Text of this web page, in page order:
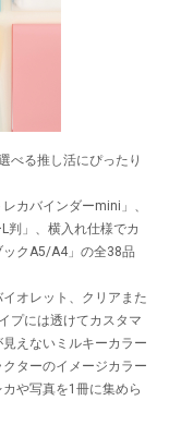
べる推し活にぴったり
カバインダーmini」、
判」、横入れ仕様でカ
クA5/A4」の全38品
オレット、クリアまた
プには透けてカスタマ
えないミルキーカラー
ターのイメージカラー
や写真を1冊に集めら